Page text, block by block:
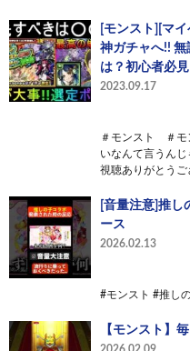
[モンスト][マ
神ガチャへ!!
は？初心者必
2023.09.17
＃モンスト ＃モ
いなんて言うん
視聴ありがとう
[音量注意]推し
ース
2026.02.13
#モンスト #推し
【モンスト】
2026.02.09